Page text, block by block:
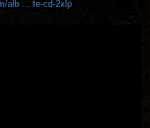
alb ... te-cd-2xlp